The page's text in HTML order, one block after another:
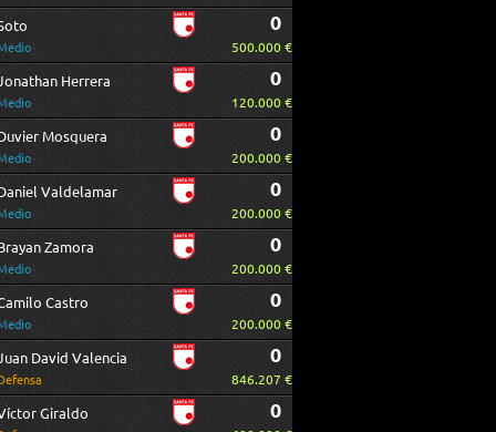
0
500.000 €
Herrera 0
120.000 €
Mosquera 0
200.000 €
Valdelamar 0
200.000 €
Zamora 0
200.000 €
Castro 0
200.000 €
David Valencia 0
846.207 €
Giraldo 0